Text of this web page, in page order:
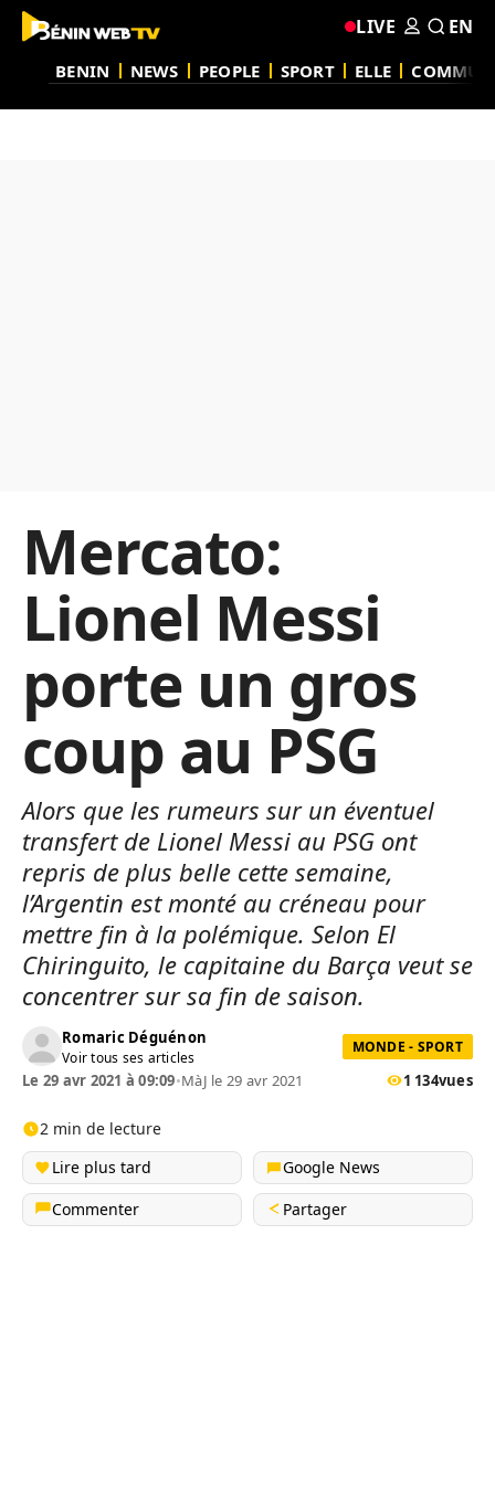
BENIN NEWS PEOPLE SPORT ELLE
LIVE EN
Mercato:
Lionel Messi
porte un gros
coup au PSG
Alors que les rumeurs sur un éventuel
transfert de Lionel Messi au PSG ont
repris de plus belle cette semaine,
l’Argentin est monté au créneau pour
mettre fin à la polémique. Selon El
Chiringuito, le capitaine du Barça veut se
concentrer sur sa fin de saison.
Romaric Déguénon
Voir tous ses articles
MONDE - SPORT
Le 29 avr 2021 à 09:09•MàJ le 29 avr 2021 1 134vues
2 min de lecture
Lire plus tard
Google News
Commenter
Partager